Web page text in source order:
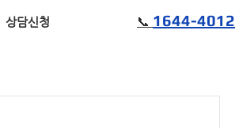
상담신청 📞 1644-4012